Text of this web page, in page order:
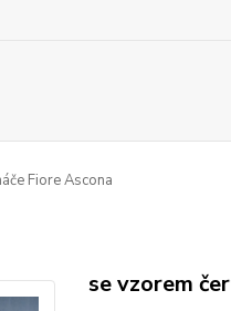
Fiore Ascona
se vzorem